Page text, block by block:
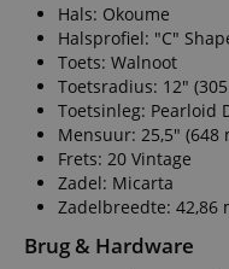
Hals: Okoume
Halsprofiel: "C"
Toets: Walnoot
Toetsradius: 12"
Toetsinleg: Pearloid
Mensuur: 25,5" (648
Frets: 20 Vintage
Zadel: Micarta
Zadelbreedte: 42,86
Brug & Hardware